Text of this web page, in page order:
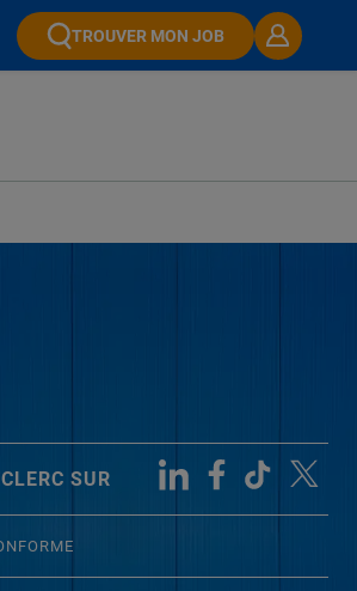
TROUVER MON JOB
SUR